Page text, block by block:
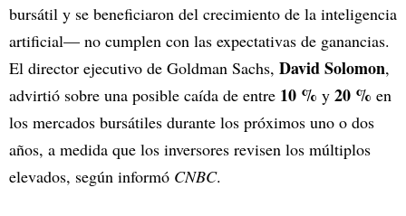
bursátil y se beneficiaron del crecimiento de la inteligencia
artificial— no cumplen con las expectativas de ganancias.
El director ejecutivo de Goldman Sachs, David Solomon,
advirtió sobre una posible caída de entre 10 % y 20 % en
los mercados bursátiles durante los próximos uno o dos
años, a medida que los inversores revisen los múltiplos
elevados, según informó CNBC.